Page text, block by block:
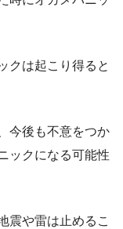
クは起こり得ると
今後も不意をつか
ックになる可能性
震や雷は止めるこ